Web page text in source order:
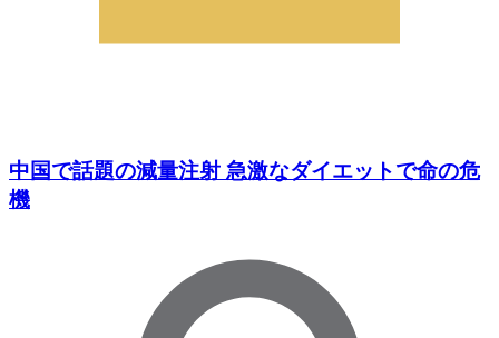
中国で話題の減量注射 急激なダイエットで命の危
機